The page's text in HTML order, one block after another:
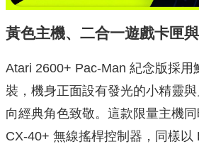
黃色主機、二合一遊戲卡匣
Atari 2600+ Pac‑Man 紀念版採用
裝，機身正面設有發光的小精靈
向經典角色致敬。這款限量主機
CX‑40+ 無線搖桿控制器，同樣以